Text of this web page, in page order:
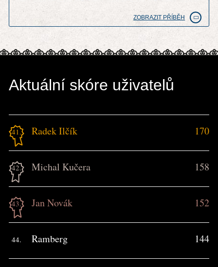
Anensk� pouti tu nen� ani zm�Hka.
ZOBRAZIT PŘÍBĚH
Aktuální skóre uživatelů
41. Radek Ilčík 170
42. Michal Kučera 158
43. Jan Novák 152
44. Ramberg 144